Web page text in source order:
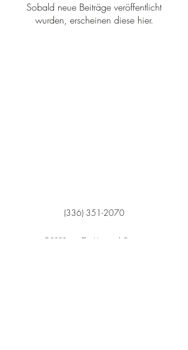
Sobald neue Beiträge veröffentlicht
wurden, erscheinen diese hier.
(336) 351-2070
©2023 von The Vineyard Camp.